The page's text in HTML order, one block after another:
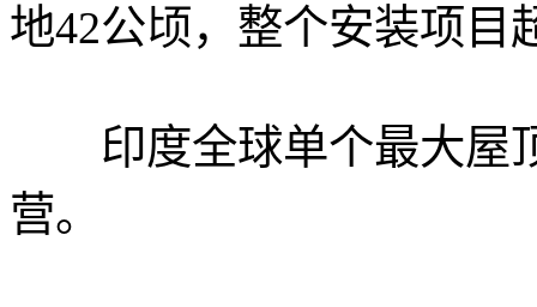
地42公顷，整个安装项目
印度全球单个最大屋
营。